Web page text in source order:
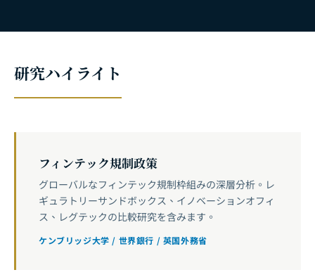
研究ハイライト
フィンテック規制政策
グローバルなフィンテック規制枠組みの深層分析。レ
ギュラトリーサンドボックス、イノベーションオフィ
ス、レグテックの比較研究を含みます。
ケンブリッジ大学 / 世界銀行 / 英国外務省